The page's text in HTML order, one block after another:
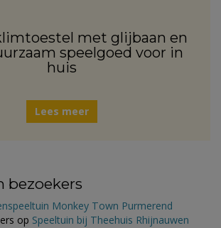
met glijbaan en
speelgoed voor in
huis
Lees meer
bezoekers
Monkey Town Purmerend
op Speeltuin bij Theehuis Rhijnauwen